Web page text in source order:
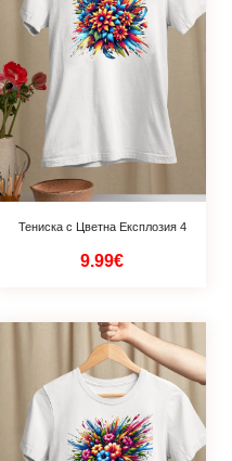
Тениска с Цветна Експлозия 4
9.99€